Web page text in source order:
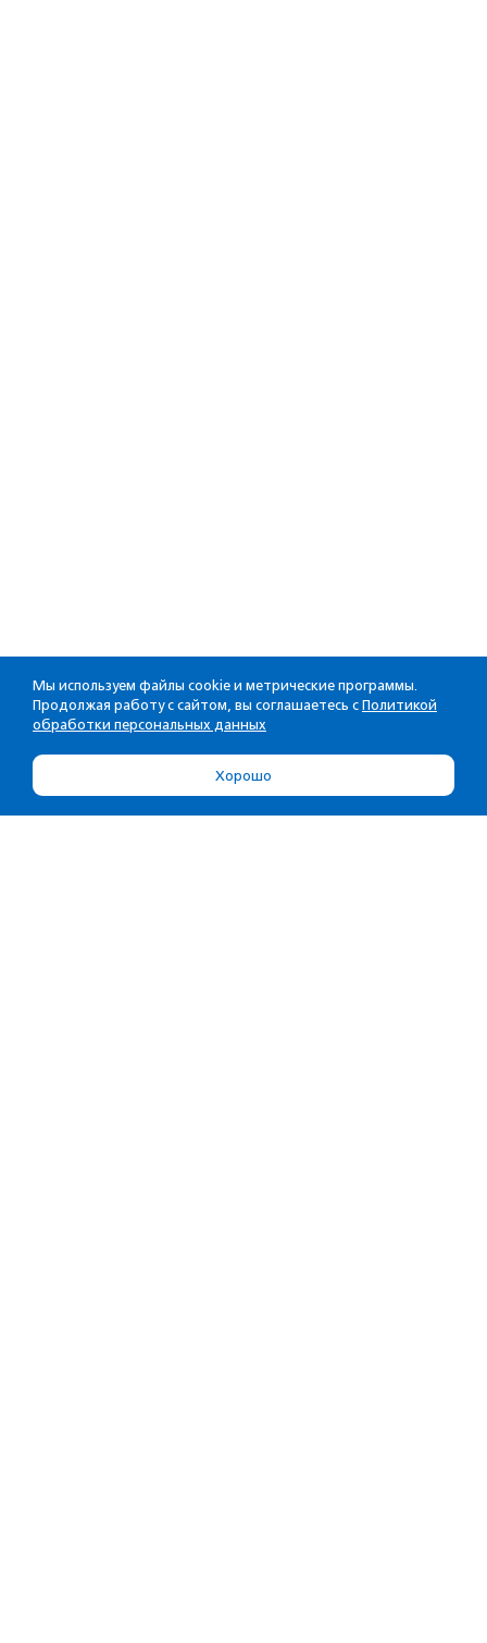
Мы используем файлы cookie и метрические программы.
Продолжая работу с сайтом, вы соглашаетесь с Политикой
обработки персональных данных
Хорошо